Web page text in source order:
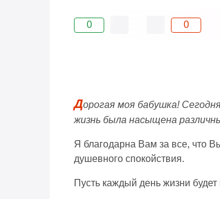
0 0
Дорогая моя бабушка!
жизнь была насыщена
Я благодарна Вам за все, что
душевного спокойствия.
Пусть каждый день жизни